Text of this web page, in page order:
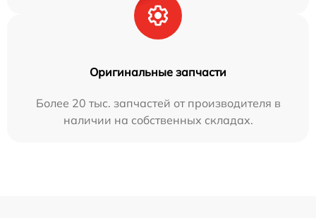
Оригинальные запчасти
Более 20 тыс. запчастей от производителя в
наличии на собственных складах.